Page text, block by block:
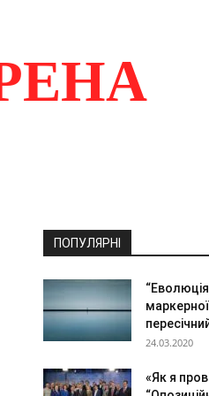
ПОПУЛЯРНІ
24.03.2020
«Як я